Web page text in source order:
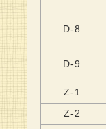
D-8
D-9
Z-1
Z-2